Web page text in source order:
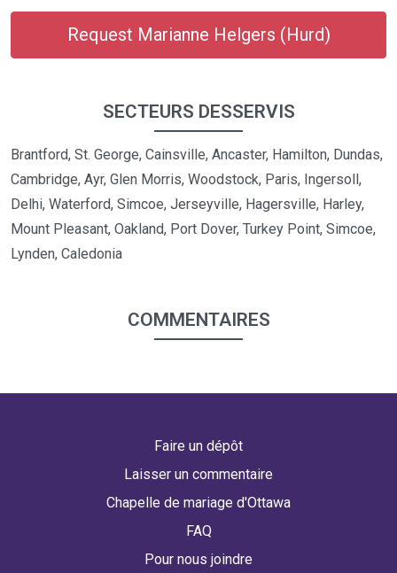
Request Marianne Helgers (Hurd)
SECTEURS DESSERVIS
Brantford, St. George, Cainsville, Ancaster, Hamilton, Dundas,
Cambridge, Ayr, Glen Morris, Woodstock, Paris, Ingersoll,
Delhi, Waterford, Simcoe, Jerseyville, Hagersville, Harley,
Mount Pleasant, Oakland, Port Dover, Turkey Point, Simcoe,
Lynden, Caledonia
COMMENTAIRES
Faire un dépôt
Laisser un commentaire
Chapelle de mariage d'Ottawa
FAQ
Pour nous joindre